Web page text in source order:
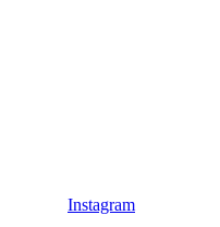
Instagram